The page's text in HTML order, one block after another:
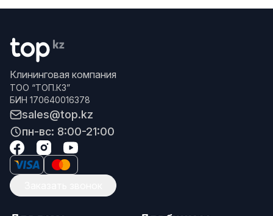
Клининговая компания
ТОО “ТОП.КЗ”
БИН 170640016378
sales@top.kz
пн-вс: 8:00-21:00